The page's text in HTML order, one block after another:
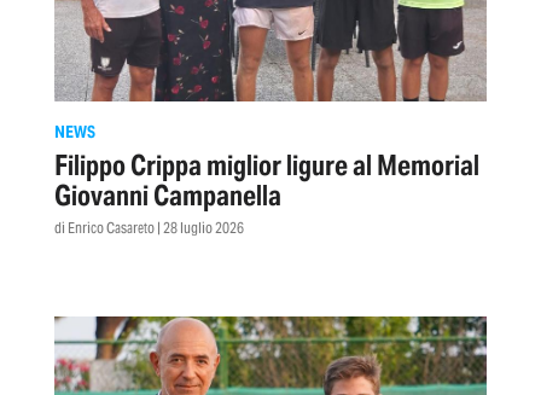
NEWS
Filippo Crippa miglior ligure al Memorial
Giovanni Campanella
di Enrico Casareto | 28 luglio 2026